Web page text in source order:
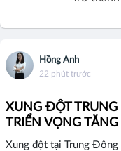
Hồng Anh
22 phút trước
XUNG ĐỘT
TRIỂN VỌNG
Xung đột tại Trung Đông